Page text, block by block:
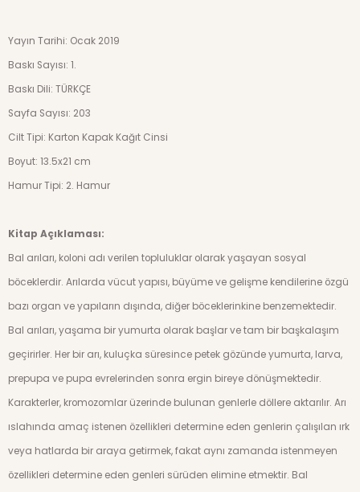
Yayın Tarihi: Ocak 2019
Baskı Sayısı: 1.
Baskı Dili: TÜRKÇE
Sayfa Sayısı: 203
Cilt Tipi: Karton Kapak Kağıt Cinsi
Boyut: 13.5x21 cm
Hamur Tipi: 2. Hamur
Kitap Açıklaması:
Bal arıları, koloni adı verilen topluluklar olarak yaşa­yan sosyal
böceklerdir. Arılarda vücut yapısı, büyüme ve gelişme kendilerine özgü
bazı organ ve yapıların dışında, diğer böceklerinkine benzemektedir.
Bal arıları, yaşama bir yumurta olarak başlar ve tam bir başkalaşım
geçirir­ler. Her bir arı, kuluçka süresince petek gözünde yumur­ta, larva,
prepupa ve pupa evrelerinden sonra ergin bireye dönüşmektedir.
Karakterler, kromozomlar üzerinde bulunan genler­le döllere aktarılır. Arı
ıslahında amaç istenen özellikle­ri determine eden genlerin çalışılan ırk
veya hatlarda bir araya getirmek, fakat aynı zamanda istenmeyen
özellikle­ri determine eden genleri sürüden elimine etmektir. Bal